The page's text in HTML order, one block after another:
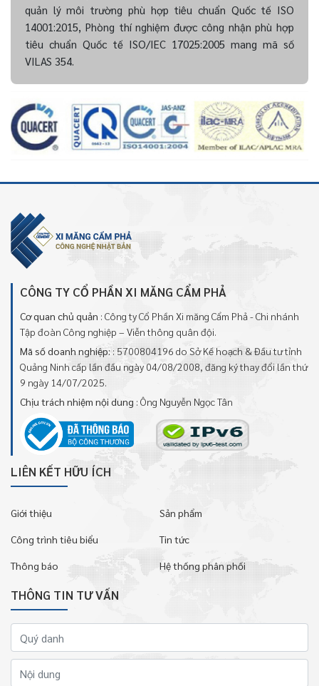
quản lý môi trường phù hợp tiêu chuẩn Quốc tế ISO
14001:2015, Phòng thí nghiệm được công nhận phù hợp
tiêu chuẩn Quốc tế ISO/IEC 17025:2005 mang mã số
VILAS 354.
CÔNG TY CỔ PHẦN XI MĂNG CẨM PHẢ
Cơ quan chủ quản : Công ty Cổ Phần Xi măng Cẩm Phả - Chi nhánh
Tập đoàn Công nghiệp – Viễn thông quân đội.
Mã số doanh nghiệp: : 5700804196 do Sở Kế hoạch & Đầu tư tỉnh
Quảng Ninh cấp lần đầu ngày 04/08/2008, đăng ký thay đổi lần thứ
9 ngày 14/07/2025.
Chịu trách nhiệm nội dung : Ông Nguyễn Ngọc Tân
LIÊN KẾT HỮU ÍCH
Giới thiệu Sản phẩm
Công trình tiêu biểu Tin tức
Thông báo Hệ thống phân phối
THÔNG TIN TƯ VẤN